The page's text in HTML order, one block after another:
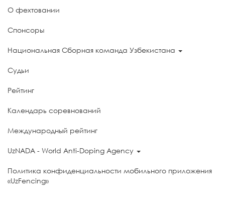
О фехтовании
Спонсоры
Национальная Сборная команда Узбекистана
Судьи
Рейтинг
Календарь соревнований
Международный рейтинг
UzNADA - World Anti-Doping Agency
Политика конфиденциальности мобильного приложения
«UzFencing»